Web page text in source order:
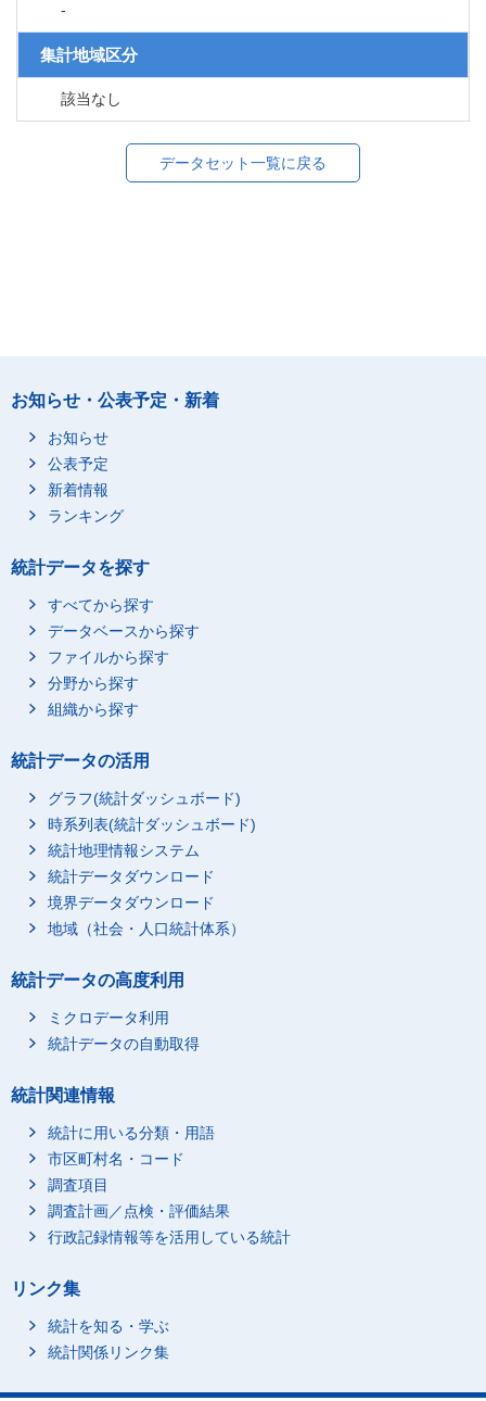
-
集計地域区分
該当なし
データセット一覧に戻る
お知らせ・公表予定・新着
お知らせ
公表予定
新着情報
ランキング
統計データを探す
すべてから探す
データベースから探す
ファイルから探す
分野から探す
組織から探す
統計データの活用
グラフ(統計ダッシュボード)
時系列表(統計ダッシュボード)
統計地理情報システム
統計データダウンロード
境界データダウンロード
地域（社会・人口統計体系）
統計データの高度利用
ミクロデータ利用
統計データの自動取得
統計関連情報
統計に用いる分類・用語
市区町村名・コード
調査項目
調査計画／点検・評価結果
行政記録情報等を活用している統計
リンク集
統計を知る・学ぶ
統計関係リンク集